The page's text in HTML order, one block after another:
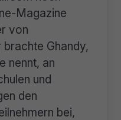
Magazine
von
Ghandy,
nennt, an
und
den
bei,